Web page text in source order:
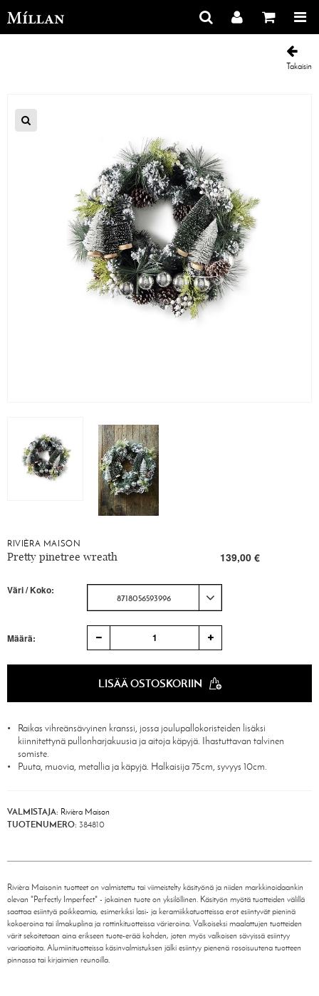
Takaisin
RIVIÈRA MAISON
Pretty pinetree wreath 139,00 €
Väri / Koko:
8718056593996
Määrä: 1
LISÄÄ OSTOSKORIIN
Raikas vihreänsävyinen kranssi, jossa joulupallokoristeiden lisäksi
kiinnitettynä pullonharjakuusia ja aitoja käpyjä. Ihastuttavan talvinen
somiste.
Puuta, muovia, metallia ja käpyjä. Halkaisija 75cm, syvyys 10cm.
VALMISTAJA: Rivièra Maison
TUOTENUMERO: 384810
Rivièra Maisonin tuotteet on valmistettu tai viimeistelty käsityönä ja niiden markkinoidaankin
olevan "Perfectly Imperfect" - jokainen tuote on yksilöllinen. Käsityön myötä tuotteiden välillä
saattaa esiintyä poikkeamia, esimerkiksi lasi- ja keramiikkatuotteissa erot esiintyvät pieninä
kokoeroina tai ilmakuplina ja rottinkituotteissa värieroina. Valkoiseksi maalattujen tuotteiden
värit sekoitetaan aina erikseen tuote-erää kohden, joten myös valkoisen sävyissä esiintyy
variaatioita. Alumiinituotteissa käsinvalmistuksen jälki esiintyy pienenä rosoisuutena tuotteen
pinnassa tai kirjaimien reunoilla.